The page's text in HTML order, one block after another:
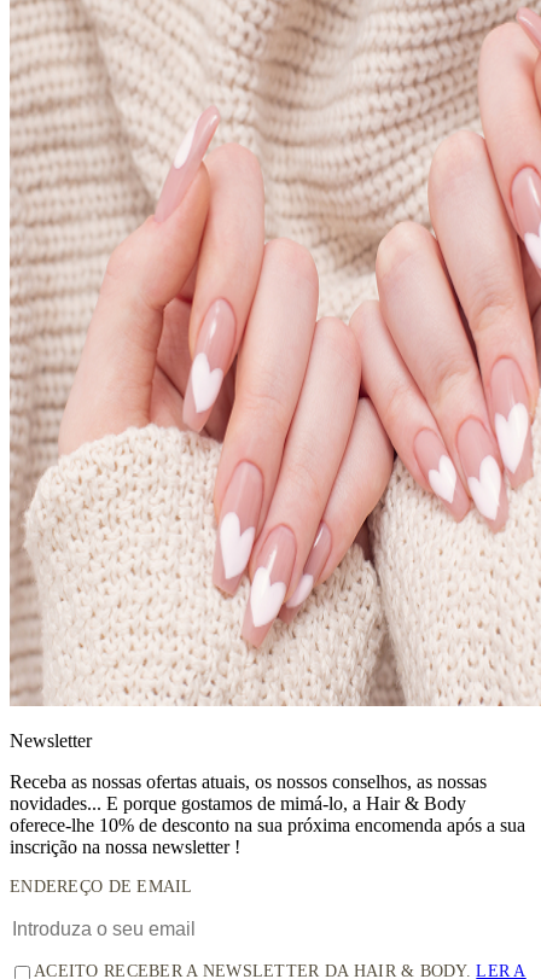
Newsletter
Receba as nossas ofertas atuais, os nossos conselhos, as nossas
novidades... E porque gostamos de mimá-lo, a Hair & Body
oferece-lhe 10% de desconto na sua próxima encomenda após a sua
inscrição na nossa newsletter !
ENDEREÇO DE EMAIL
ACEITO RECEBER A NEWSLETTER DA HAIR & BODY.LER A